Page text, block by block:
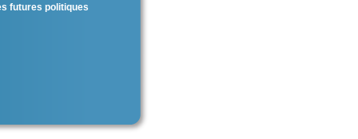
futures politiques